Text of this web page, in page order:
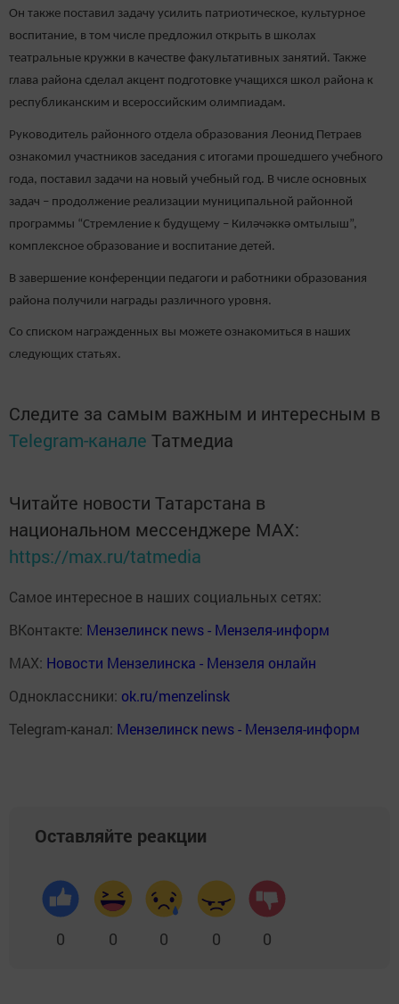
Он также поставил задачу усилить патриотическое, культурное
воспитание, в том числе предложил открыть в школах
театральные кружки в качестве факультативных занятий. Также
глава района сделал акцент подготовке учащихся школ района к
республиканским и всероссийским олимпиадам.
Руководитель районного отдела образования Леонид Петраев
ознакомил участников заседания с итогами прошедшего учебного
года, поставил задачи на новый учебный год. В числе основных
задач – продолжение реализации муниципальной районной
программы “Стремление к будущему – Киләчәккә омтылыш”,
комплексное образование и воспитание детей.
В завершение конференции педагоги и работники образования
района получили награды различного уровня.
Со списком награжденных вы можете ознакомиться в наших
следующих статьях.
Следите за самым важным и интересным в
Telegram-канале Татмедиа
Читайте новости Татарстана в
национальном мессенджере MАХ:
https://max.ru/tatmedia
Самое интересное в наших социальных сетях:
ВКонтакте: Мензелинск news - Мензеля-информ
MAX: Новости Мензелинска - Мензеля онлайн
Одноклассники: ok.ru/menzelinsk
Telegram-канал: Мензелинск news - Мензеля-информ
Оставляйте реакции
0 0 0 0 0